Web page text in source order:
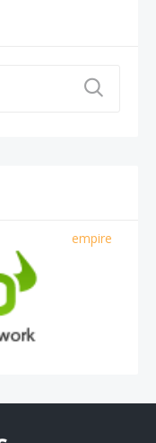
empire